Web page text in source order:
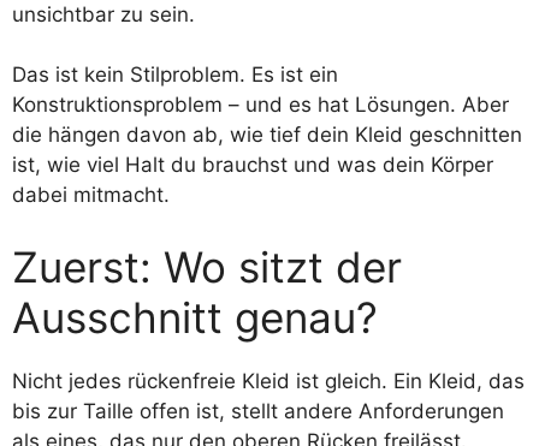
unsichtbar zu sein.
Das ist kein Stilproblem. Es ist ein
Konstruktionsproblem – und es hat Lösungen. Aber
die hängen davon ab, wie tief dein Kleid geschnitten
ist, wie viel Halt du brauchst und was dein Körper
dabei mitmacht.
Zuerst: Wo sitzt der
Ausschnitt genau?
Nicht jedes rückenfreie Kleid ist gleich. Ein Kleid, das
bis zur Taille offen ist, stellt andere Anforderungen
als eines, das nur den oberen Rücken freilässt.